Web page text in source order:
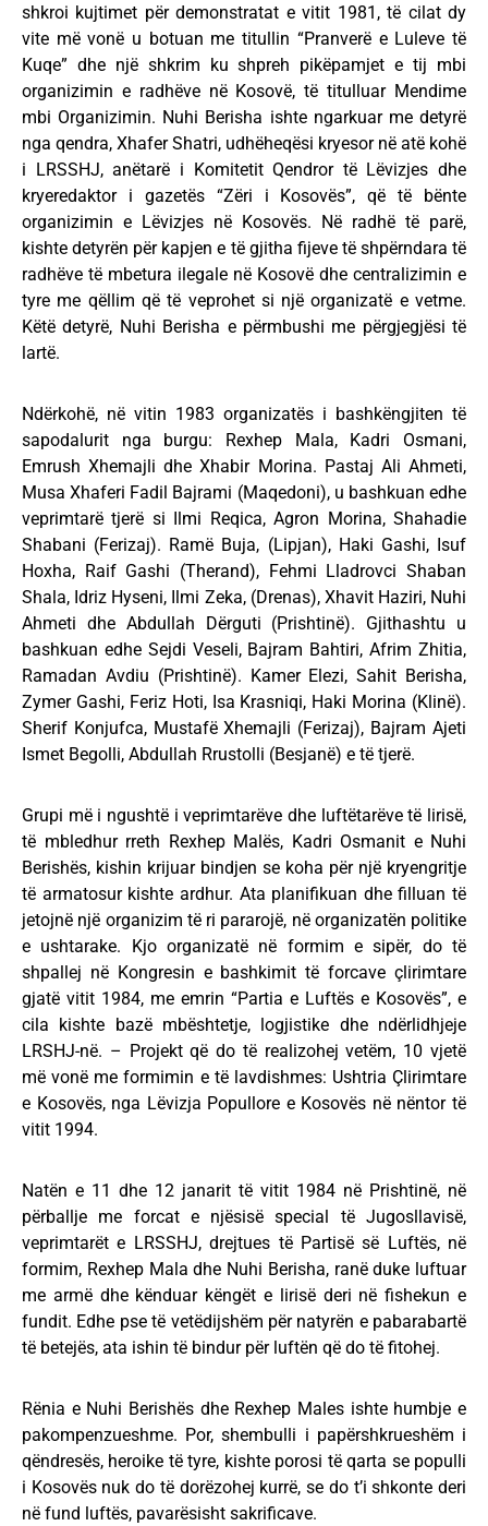
shkroi kujtimet për demonstratat e vitit 1981, të cilat dy
vite më vonë u botuan me titullin “Pranverë e Luleve të
Kuqe” dhe një shkrim ku shpreh pikëpamjet e tij mbi
organizimin e radhëve në Kosovë, të titulluar Mendime
mbi Organizimin. Nuhi Berisha ishte ngarkuar me detyrë
nga qendra, Xhafer Shatri, udhëheqësi kryesor në atë kohë
i LRSSHJ, anëtarë i Komitetit Qendror të Lëvizjes dhe
kryeredaktor i gazetës “Zëri i Kosovës”, që të bënte
organizimin e Lëvizjes në Kosovës. Në radhë të parë,
kishte detyrën për kapjen e të gjitha fijeve të shpërndara të
radhëve të mbetura ilegale në Kosovë dhe centralizimin e
tyre me qëllim që të veprohet si një organizatë e vetme.
Këtë detyrë, Nuhi Berisha e përmbushi me përgjegjësi të
lartë.
Ndërkohë, në vitin 1983 organizatës i bashkëngjiten të
sapodalurit nga burgu: Rexhep Mala, Kadri Osmani,
Emrush Xhemajli dhe Xhabir Morina. Pastaj Ali Ahmeti,
Musa Xhaferi Fadil Bajrami (Maqedoni), u bashkuan edhe
veprimtarë tjerë si Ilmi Reqica, Agron Morina, Shahadie
Shabani (Ferizaj). Ramë Buja, (Lipjan), Haki Gashi, Isuf
Hoxha, Raif Gashi (Therand), Fehmi Lladrovci Shaban
Shala, Idriz Hyseni, Ilmi Zeka, (Drenas), Xhavit Haziri, Nuhi
Ahmeti dhe Abdullah Dërguti (Prishtinë). Gjithashtu u
bashkuan edhe Sejdi Veseli, Bajram Bahtiri, Afrim Zhitia,
Ramadan Avdiu (Prishtinë). Kamer Elezi, Sahit Berisha,
Zymer Gashi, Feriz Hoti, Isa Krasniqi, Haki Morina (Klinë).
Sherif Konjufca, Mustafë Xhemajli (Ferizaj), Bajram Ajeti
Ismet Begolli, Abdullah Rrustolli (Besjanë) e të tjerë.
Grupi më i ngushtë i veprimtarëve dhe luftëtarëve të lirisë,
të mbledhur rreth Rexhep Malës, Kadri Osmanit e Nuhi
Berishës, kishin krijuar bindjen se koha për një kryengritje
të armatosur kishte ardhur. Ata planifikuan dhe filluan të
jetojnë një organizim të ri pararojë, në organizatën politike
e ushtarake. Kjo organizatë në formim e sipër, do të
shpallej në Kongresin e bashkimit të forcave çlirimtare
gjatë vitit 1984, me emrin “Partia e Luftës e Kosovës”, e
cila kishte bazë mbështetje, logjistike dhe ndërlidhjeje
LRSHJ-në. – Projekt që do të realizohej vetëm, 10 vjetë
më vonë me formimin e të lavdishmes: Ushtria Çlirimtare
e Kosovës, nga Lëvizja Popullore e Kosovës në nëntor të
vitit 1994.
Natën e 11 dhe 12 janarit të vitit 1984 në Prishtinë, në
përballje me forcat e njësisë special të Jugosllavisë,
veprimtarët e LRSSHJ, drejtues të Partisë së Luftës, në
formim, Rexhep Mala dhe Nuhi Berisha, ranë duke luftuar
me armë dhe kënduar këngët e lirisë deri në fishekun e
fundit. Edhe pse të vetëdijshëm për natyrën e pabarabartë
të betejës, ata ishin të bindur për luftën që do të fitohej.
Rënia e Nuhi Berishës dhe Rexhep Males ishte humbje e
pakompenzueshme. Por, shembulli i papërshkrueshëm i
qëndresës, heroike të tyre, kishte porosi të qarta se populli
i Kosovës nuk do të dorëzohej kurrë, se do t’i shkonte deri
në fund luftës, pavarësisht sakrificave.